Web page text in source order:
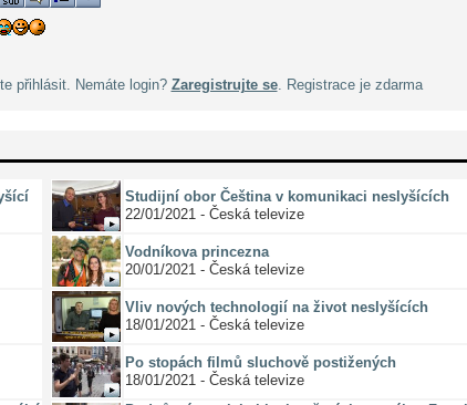
přihlásit. Nemáte login? Zaregistrujte se. Registrace je zdarma
Studijní obor Čeština v komunikaci neslyšících
22/01/2021 - Česká televize
Vodníkova princezna
20/01/2021 - Česká televize
Vliv nových technologií na život neslyšících
18/01/2021 - Česká televize
Po stopách filmů sluchově postižených
18/01/2021 - Česká televize